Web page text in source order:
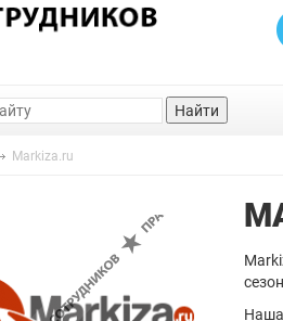
Найти
Markiza.ru
Наша